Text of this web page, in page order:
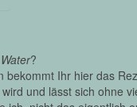
?
bekommt Ihr hier das
und lässt sich ohne